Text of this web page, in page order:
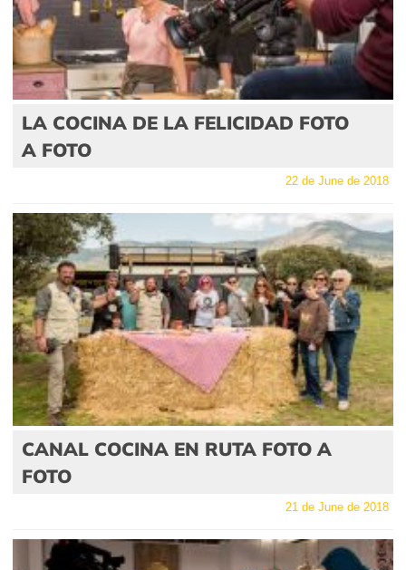
LA COCINA DE LA FELICIDAD FOTO
A FOTO
22 de June de 2018
CANAL COCINA EN RUTA FOTO A
FOTO
21 de June de 2018